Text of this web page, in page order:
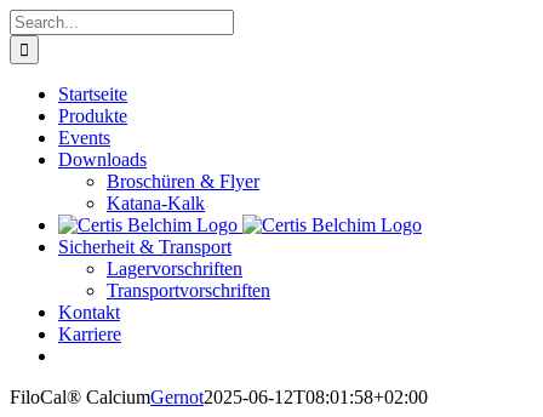
Skip
to
content
Search
for:
Startseite
Produkte
Events
Downloads
Broschüren & Flyer
Katana-Kalk
Sicherheit & Transport
Lagervorschriften
Transportvorschriften
Kontakt
Karriere
FiloCal® CalciumGernot2025-06-12T08:01:58+02:00